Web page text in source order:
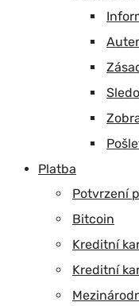
Platba
Potvrzení
Bitcoin
Kreditní
Kreditní